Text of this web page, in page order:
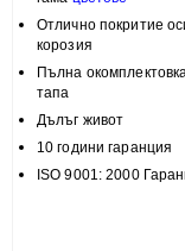
Отлично покритие
корозия
Пълна
тапа
Дълъг живот
10 години гаранция
ISO 9001: 2000